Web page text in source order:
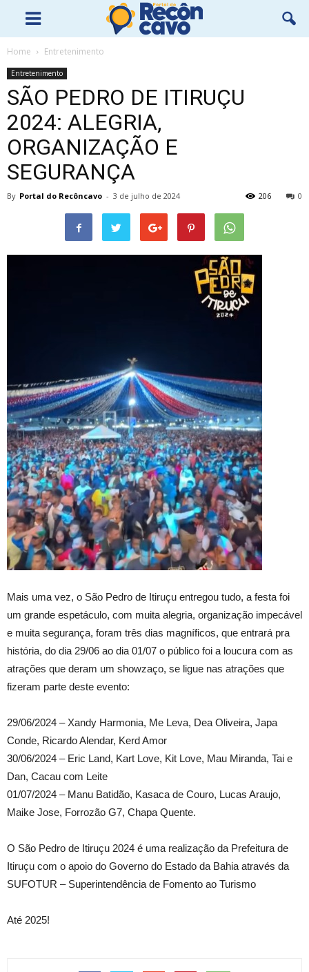
Home Entretenimento
Entretenimento
SÃO PEDRO DE ITIRUÇU
2024: ALEGRIA,
ORGANIZAÇÃO E
SEGURANÇA
By Portal do Recôncavo - 3 de julho de 2024 0
206
Mais uma vez, o São Pedro de Itiruçu entregou tudo, a festa foi
um grande espetáculo, com muita alegria, organização impecável
e muita segurança, foram três dias magníficos, que entrará pra
história, do dia 29/06 ao dia 01/07 o público foi a loucura com as
atrações que deram um showzaço, se ligue nas atrações que
fizeram parte deste evento:
29/06/2024 – Xandy Harmonia, Me Leva, Dea Oliveira, Japa
Conde, Ricardo Alendar, Kerd Amor
30/06/2024 – Eric Land, Kart Love, Kit Love, Mau Miranda, Tai e
Dan, Cacau com Leite
01/07/2024 – Manu Batidão, Kasaca de Couro, Lucas Araujo,
Maike Jose, Forrozão G7, Chapa Quente.
O São Pedro de Itiruçu 2024 é uma realização da Prefeitura de
Itiruçu com o apoio do Governo do Estado da Bahia através da
SUFOTUR – Superintendência de Fomento ao Turismo
Até 2025!